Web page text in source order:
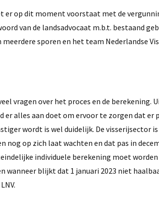
er op dit moment voorstaat met de
van de landsadvocaat m.b.t. bestaand
sporen en het team Nederlandse
vragen over het proces en de berekening.
er alles aan doet om ervoor te zorgen dat
wordt is wel duidelijk. De visserijsector
op zich laat wachten en dat pas in
individuele berekening moet
wanneer blijkt dat 1 januari 2023 niet